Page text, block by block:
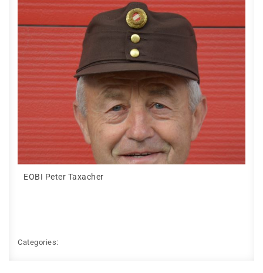
EOBI Peter Taxacher
Categories: